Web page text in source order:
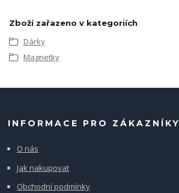
Zboží zařazeno v kategoriích
Dárky
Magnetky
INFORMACE PRO ZÁKAZNÍKY
O nás
Jak nakupovat
Obchodní podmínky